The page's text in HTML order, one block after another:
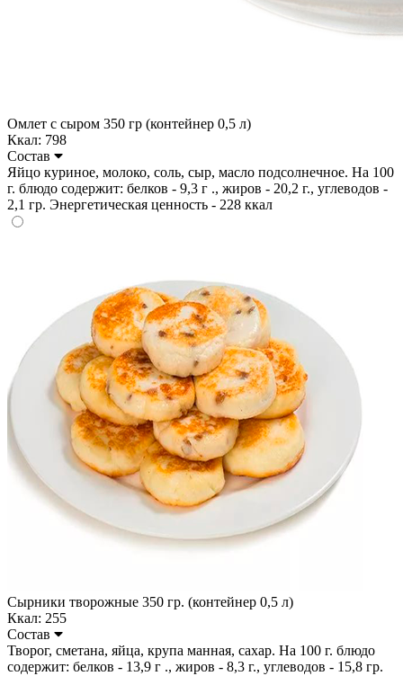
Омлет с сыром 350 гр (контейнер 0,5 л)
Ккал: 798
Состав
Яйцо куриное, молоко, соль, сыр, масло подсолнечное. На 100
г. блюдо содержит: белков - 9,3 г ., жиров - 20,2 г., углеводов -
2,1 гр. Энергетическая ценность - 228 ккал
Сырники творожные 350 гр. (контейнер 0,5 л)
Ккал: 255
Состав
Творог, сметана, яйца, крупа манная, сахар. На 100 г. блюдо
содержит: белков - 13,9 г ., жиров - 8,3 г., углеводов - 15,8 гр.